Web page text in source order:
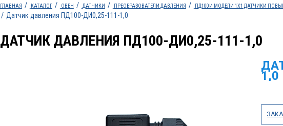
ГЛАВНАЯ КАТАЛОГ ОВЕН ДАТЧИКИ ПРЕОБРАЗОВАТЕЛИ ДАВЛЕНИЯ ПД100И МОДЕЛИ 1Х1 ДАТЧИКИ
Датчик давления ПД100-ДИ0,25-111-1,0
ДАТЧИК ДАВЛЕНИЯ ПД100-ДИ0,25-111-1,0
1,0